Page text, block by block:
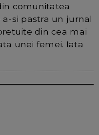
comunitatea
a-si pastra un jurnal
din cea mai
unei femei. Iata